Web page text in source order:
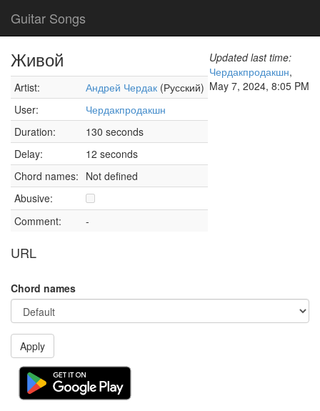
Guitar Songs
Живой
Artist: Андрей Чердак (Русский)
User:
Чердакпродакшн
Duration:
130 seconds
Delay:
12 seconds
Chord names: Not defined
Abusive:
Comment:
-
URL
Updated last time:
Чердакпродакшн,
May 7, 2024, 8:05 PM
Chord names
Apply